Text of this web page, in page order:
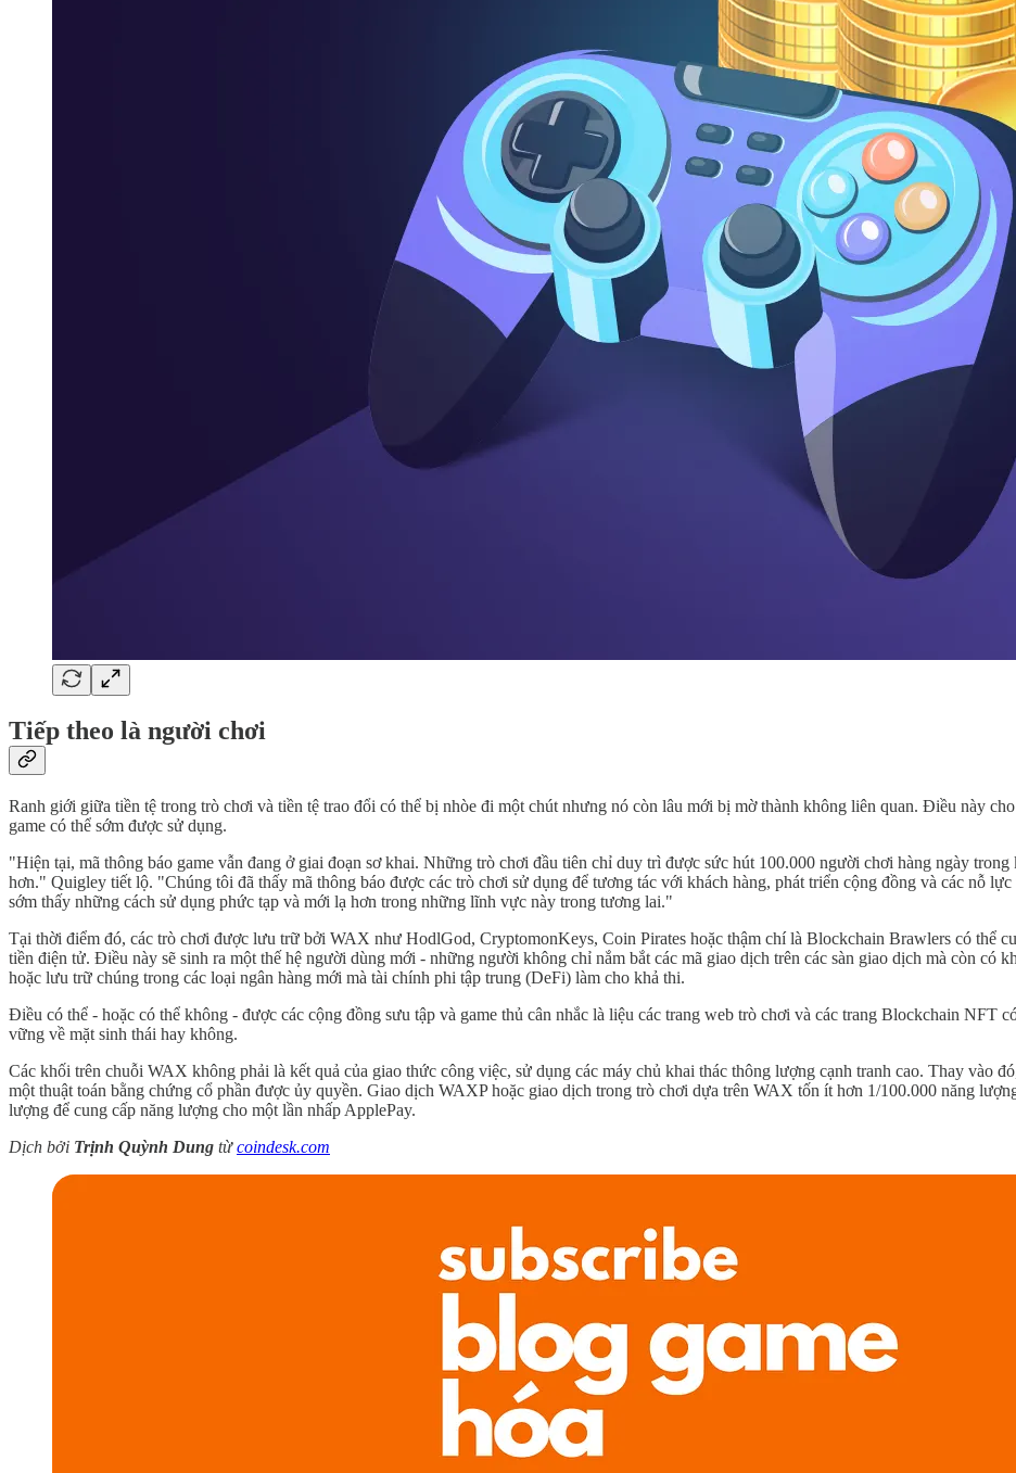
Tiếp theo là người chơi
Ranh giới giữa tiền tệ trong trò chơi và tiền tệ trao đổi có thể bị nhòe đi một chút nhưng nó còn lâu mới bị mờ thành không liên quan. Điều này
game có thể sớm được sử dụng.
"Hiện tại, mã thông báo game vẫn đang ở giai đoạn sơ khai. Những trò chơi đầu tiên chỉ duy trì được sức hút 100.000 người chơi hàng ngày
hơn." Quigley tiết lộ. "Chúng tôi đã thấy mã thông báo được các trò chơi sử dụng để tương tác với khách hàng, phát triển cộng đồng và các nỗ
sớm thấy những cách sử dụng phức tạp và mới lạ hơn trong những lĩnh vực này trong tương lai."
Tại thời điểm đó, các trò chơi được lưu trữ bởi WAX như HodlGod, CryptomonKeys, Coin Pirates hoặc thậm chí là Blockchain Brawlers có thể
tiền điện tử. Điều này sẽ sinh ra một thế hệ người dùng mới - những người không chỉ nắm bắt các mã giao dịch trên các sàn giao dịch mà còn có
hoặc lưu trữ chúng trong các loại ngân hàng mới mà tài chính phi tập trung (DeFi) làm cho khả thi.
Điều có thể - hoặc có thể không - được các cộng đồng sưu tập và game thủ cân nhắc là liệu các trang web trò chơi và các trang Blockchain NFT
vững về mặt sinh thái hay không.
Các khối trên chuỗi WAX không phải là kết quả của giao thức công việc, sử dụng các máy chủ khai thác thông lượng cạnh tranh cao. Thay vào
một thuật toán bằng chứng cổ phần được ủy quyền. Giao dịch WAXP hoặc giao dịch trong trò chơi dựa trên WAX tốn ít hơn 1/100.000 năng
lượng để cung cấp năng lượng cho một lần nhấp ApplePay.
Dịch bởi Trịnh Quỳnh Dung từcoindesk.com